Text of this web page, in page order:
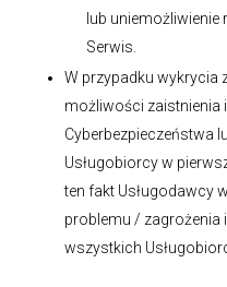
lub uniemożliwienie
Serwis.
W przypadku wykrycia
możliwości zaistnienia
Cyberbezpieczeństwa
Usługobiorcy w
ten fakt Usługodawcy
problemu / zagrożenia
wszystkich